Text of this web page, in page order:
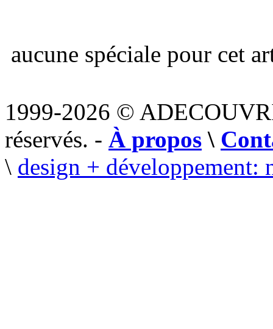
aucune spéciale pour cet
1999-2026 ©
réservés. - À propos \
\ design + développement: